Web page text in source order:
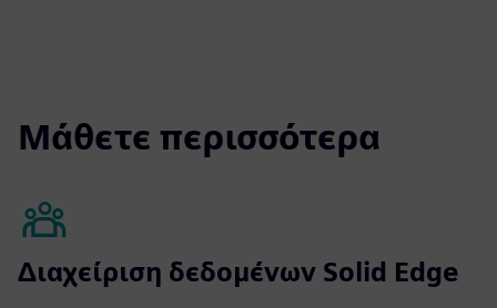
Μάθετε περισσότερα
Διαχείριση δεδομένων Solid Edge